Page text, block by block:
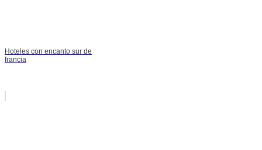
Hoteles con encanto sur de
francia